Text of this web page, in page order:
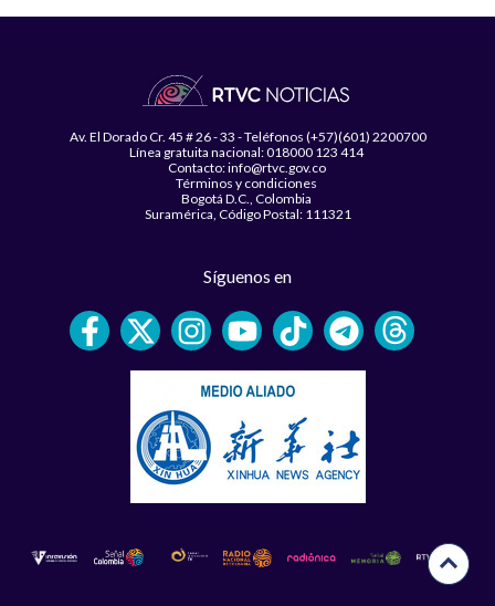
Av. El Dorado Cr. 45 # 26 - 33 - Teléfonos (+57)(601) 2200700
Línea gratuita nacional: 018000 123 414
Contacto: info@rtvc.gov.co
Términos y condiciones
Bogotá D.C., Colombia
Suramérica, Código Postal: 111321
Síguenos en